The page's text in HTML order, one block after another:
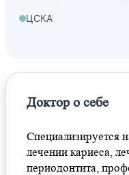
ЦСКА
Доктор о себе
Специализируется
лечении кариеса,
периодонтита,